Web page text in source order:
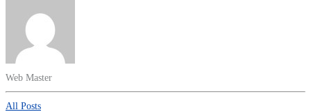
Web Master
All Posts